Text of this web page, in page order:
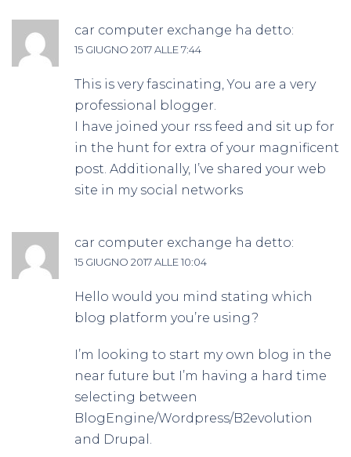
car computer exchange ha detto:
15 GIUGNO 2017 ALLE 7:44
This is very fascinating, You are a very
professional blogger.
I have joined your rss feed and sit up for
in the hunt for extra of your magnificent
post. Additionally, I’ve shared your web
site in my social networks
car computer exchange ha detto:
15 GIUGNO 2017 ALLE 10:04
Hello would you mind stating which
blog platform you’re using?
I’m looking to start my own blog in the
near future but I’m having a hard time
selecting between
BlogEngine/Wordpress/B2evolution
and Drupal.